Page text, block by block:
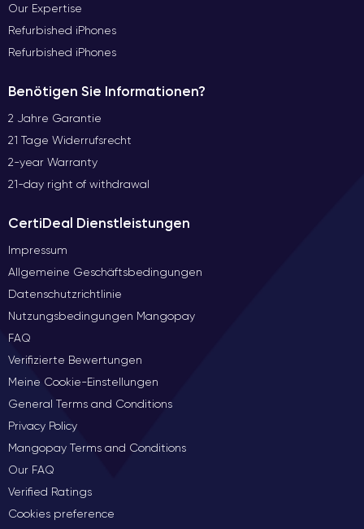
Our Expertise
Refurbished iPhones
Refurbished iPhones
Benötigen Sie Informationen?
2 Jahre Garantie
21 Tage Widerrufsrecht
2-year Warranty
21-day right of withdrawal
CertiDeal Dienstleistungen
Impressum
Allgemeine Geschäftsbedingungen
Datenschutzrichtlinie
Nutzungsbedingungen Mangopay
FAQ
Verifizierte Bewertungen
Meine Cookie-Einstellungen
General Terms and Conditions
Privacy Policy
Mangopay Terms and Conditions
Our FAQ
Verified Ratings
Cookies preference